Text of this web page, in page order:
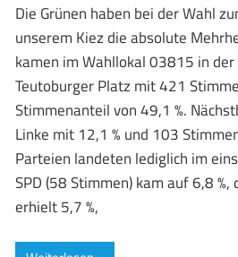
Die Grünen haben bei der Wahl
unserem Kiez die absolute
kamen im Wahllokal 03815 in der
Teutoburger Platz mit 421
Stimmenanteil von 49,1 %.
Linke mit 12,1 % und 103
Parteien landeten lediglich im
SPD (58 Stimmen) kam auf 6,8 %,
erhielt 5,7 %,